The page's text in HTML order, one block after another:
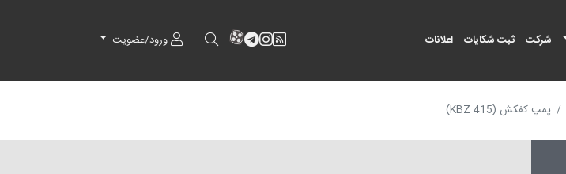
شرکت ثبت شکایات اعلانات RSS
کانال آپارات
کانال تلگرام
کانال آپارات ورود/عضویت
پمپ کفکش (KBZ 415)